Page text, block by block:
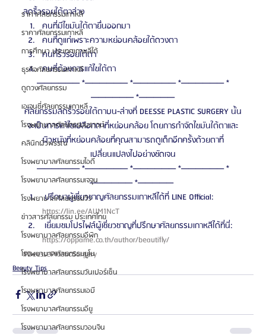
ราคาศัลยกรรมเกาหลี
ราคาศัลยกรรมเกาหลี
การศึกษา ประเทศเกาหลีใต้
ธุรกิจศัลยกรรมเกาหลี
ดูดวงศัลยกรรม
เอเจนซี่ศัลยกรรมเกาหลี
โรงพยาบาลศัลยกรรมบราวน์
คลินิกผิวพรรณ
โรงพยาบาลศัลยกรรมไอดี
โรงพยาบาลศัลยกรรมเจจุน
โรงพยาบาลศัลยกรรมวิว
ข่าวสารศัลยกรรม ประเทศไทย
โรงพยาบาลศัลยกรรมอีพิก
โรงพยาบาลศัลยกรรมยูโน
โรงพยาบาลศัลยกรรมวันเปอร์เซ็น
โรงพยาบาลศัลยกรรมเอบี
โรงพยาบาลศัลยกรรมอียู
โรงพยาบาลศัลยกรรมวอนจิน
ลดริ้วรอยใต้ตาล่าง
คนที่มีไขมันใต้ตายื่นออกมา
คนที่ดูแก่เพราะความหย่อนคล้อยใต้ดวงตา
คนที่ริ้วรอยใต้ตา
คนที่ต้องการแก้ไขใต้ตา
—————— *—————— *—————— *—————— *
—————— *—————
ศัลยกรรมลดริ้วรอยใต้ตาบน-ล่างที่ DEESSE PLASTIC SURGERY นั้น
จะเป็นการแก้ไขเปลือกตาที่หย่อนคล้อย โดยการกำจัดไขมันใต้ตาและ
ผิวหนังที่หย่อนคล้อยที่คุณสามารถดูเด็กอีกครั้งด้วยตาที่
เปลี่ยนแปลงไปอย่างชัดเจน
—————— *—————— *—————— *—————— *
—————— *—————
ปรึกษาผู้เชี่ยวชาญศัลยกรรมเกาหลีได้ที่ LINE Official:
https://lin.ee/AUM1NcT
เยี่ยมชมโปรไฟล์ผู้เชี่ยวชาญที่ปรึกษาศัลยกรรมเกาหลีได้ที่นี่:
https://oppame.co.th/author/beautifly/
#DeessePlasticSurgery
Beauty Tips